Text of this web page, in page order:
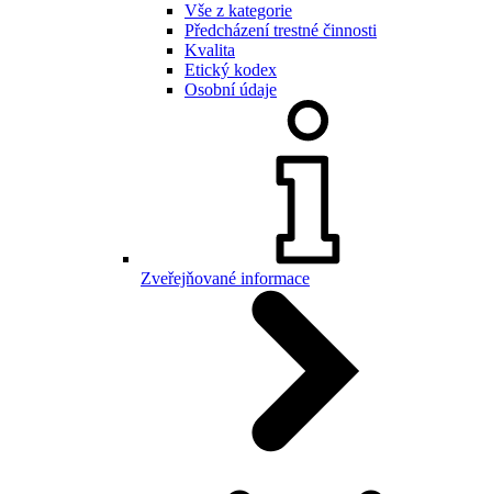
Vše z kategorie
Předcházení trestné činnosti
Kvalita
Etický kodex
Osobní údaje
Zveřejňované informace